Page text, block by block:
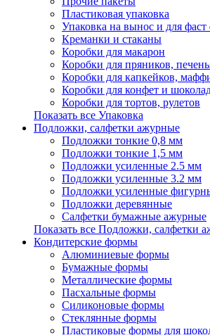
Пластиковая упаковка
Упаковка на вынос и для фаст
Креманки и стаканы
Коробки для макарон
Коробки для пряников,
Коробки для капкейков,
Коробки для конфет и
Коробки для тортов, рулетов
Показать все Упаковка
Подложки, салфетки ажурные
Подложки тонкие 0,8 мм
Подложки тонкие 1,5 мм
Подложки усиленные 2.5 мм
Подложки усиленные 3.2 мм
Подложки усиленные
Подложки деревянные
Салфетки бумажные ажурные
Показать все Подложки, салфетки
Кондитерские формы
Алюминиевые формы
Бумажные формы
Металлические формы
Пасхальные формы
Силиконовые формы
Стеклянные формы
Пластиковые формы для